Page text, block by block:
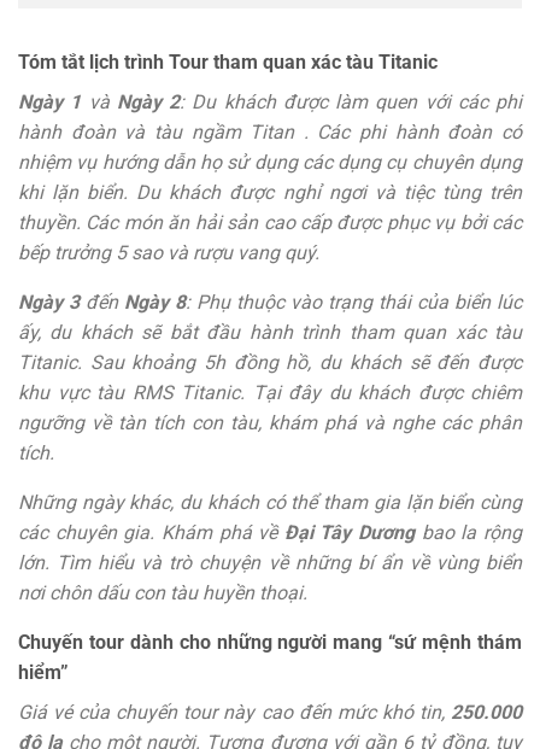
Tóm tắt lịch trình Tour tham quan xác tàu Titanic
Ngày 1 và Ngày 2: Du khách được làm quen với các phi
hành đoàn và tàu ngầm Titan . Các phi hành đoàn có
nhiệm vụ hướng dẫn họ sử dụng các dụng cụ chuyên dụng
khi lặn biển. Du khách được nghỉ ngơi và tiệc tùng trên
thuyền. Các món ăn hải sản cao cấp được phục vụ bởi các
bếp trưởng 5 sao và rượu vang quý.
Ngày 3đến Ngày 8: Phụ thuộc vào trạng thái của biển lúc
ấy, du khách sẽ bắt đầu hành trình tham quan xác tàu
Titanic. Sau khoảng 5h đồng hồ, du khách sẽ đến được
khu vực tàu RMS Titanic. Tại đây du khách được chiêm
ngưỡng về tàn tích con tàu, khám phá và nghe các phân
tích.
Những ngày khác, du khách có thể tham gia lặn biển cùng
các chuyên gia. Khám phá về Đại Tây Dươngbao la rộng
lớn. Tìm hiểu và trò chuyện về những bí ẩn về vùng biển
nơi chôn dấu con tàu huyền thoại.
Chuyến tour dành cho những người mang “sứ mệnh thám
hiểm”
Giá vé của chuyến tour này cao đến mức khó tin, 250.000
đô lacho một người. Tương đương với gần 6 tỷ đồng, tuy